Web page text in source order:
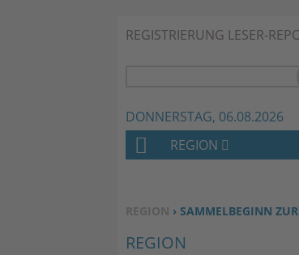
REGISTRIERUNG LESER-
DONNERSTAG, 06.08.2026
SIE BEFINDEN SICH HIER:
REGION › SAMMELBEGINN
REGION
H
M
E
REGION